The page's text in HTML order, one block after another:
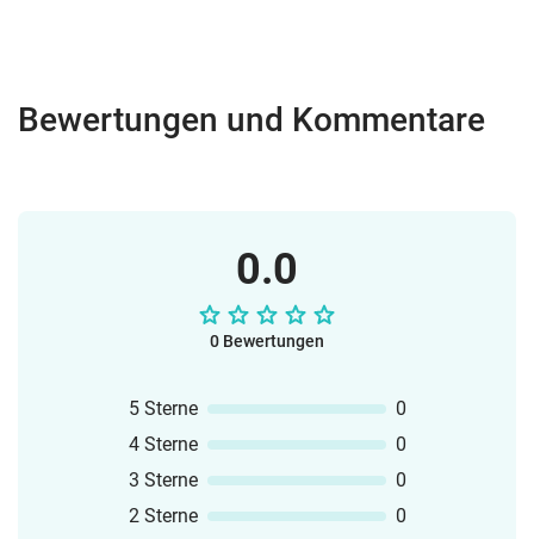
Bewertungen und Kommentare
0.0
0 Bewertungen
5 Sterne
0
4 Sterne
0
3 Sterne
0
2 Sterne
0